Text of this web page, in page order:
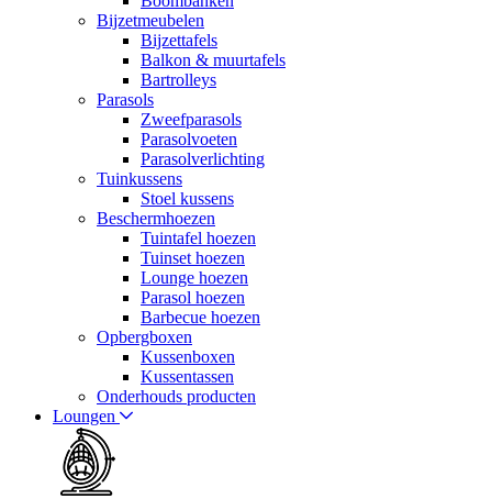
Bijzetmeubelen
Bijzettafels
Balkon & muurtafels
Bartrolleys
Parasols
Zweefparasols
Parasolvoeten
Parasolverlichting
Tuinkussens
Stoel kussens
Beschermhoezen
Tuintafel hoezen
Tuinset hoezen
Lounge hoezen
Parasol hoezen
Barbecue hoezen
Opbergboxen
Kussenboxen
Kussentassen
Onderhouds producten
Loungen